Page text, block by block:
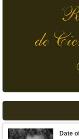
de
Date